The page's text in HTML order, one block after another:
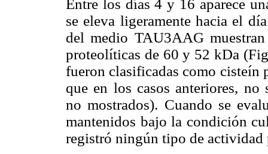
Entre los días 4 y 16 aparece
se eleva ligeramente hacia el
del medio TAU3AAG
proteolíticas de 60 y 52 kDa
fueron clasificadas como cisteín
que en los casos anteriores, no
no mostrados). Cuando se
mantenidos bajo la condición
registró ningún tipo de